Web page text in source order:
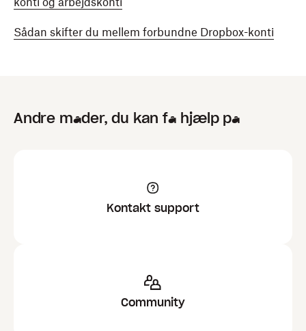
Sådan skifter du mellem forbundne Dropbox-konti
Andre måder, du kan få hjælp på
Kontakt support
Community